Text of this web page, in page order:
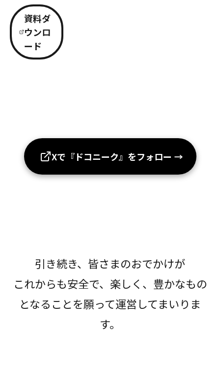
資料ダ
ウンロ
ード
Xで『ドコニーク』をフォロー →
引き続き、皆さまのおでかけが
これからも安全で、楽しく、豊かなもの
となることを願って運営してまいりま
す。